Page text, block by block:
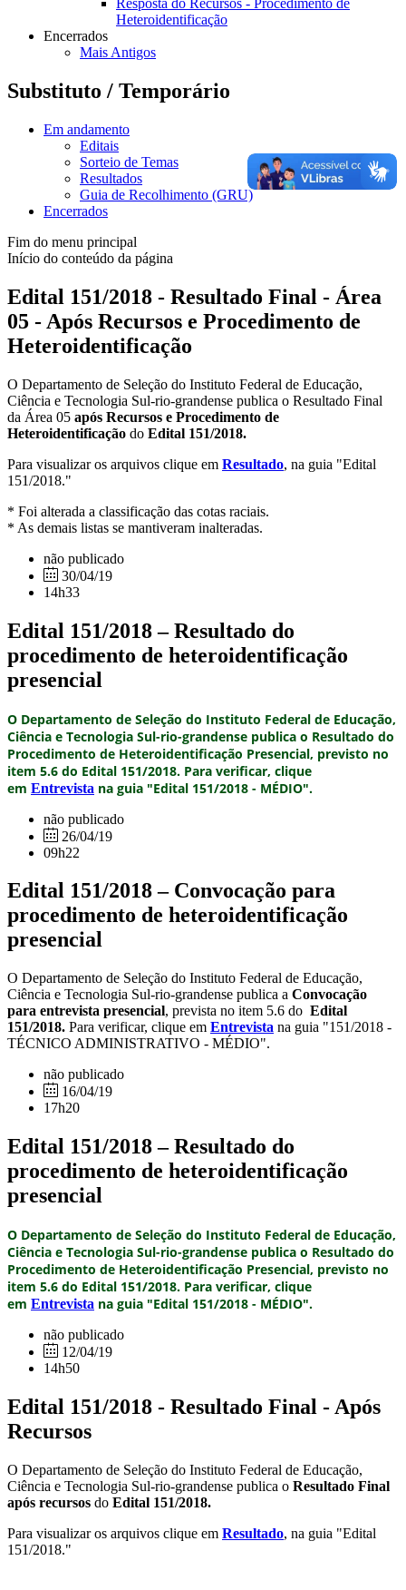
Resposta do Recursos - Procedimento de
Heteroidentificação
Encerrados
Mais Antigos
Substituto / Temporário
Em andamento
Editais
Sorteio de Temas
Resultados
Guia de Recolhimento (GRU)
Encerrados
Fim do menu principal
Início do conteúdo da página
Edital 151/2018 - Resultado Final - Área
05 - Após Recursos e Procedimento de
Heteroidentificação
O Departamento de Seleção do Instituto Federal de Educação,
Ciência e Tecnologia Sul-rio-grandense publica o Resultado Final
da Área 05 após Recursos e Procedimento de
Heteroidentificação do Edital 151/2018.
Para visualizar os arquivos clique em Resultado, na guia "Edital
151/2018."
* Foi alterada a classificação das cotas raciais.
* As demais listas se mantiveram inalteradas.
não publicado
30/04/19
14h33
Edital 151/2018 – Resultado do
procedimento de heteroidentificação
presencial
O Departamento de Seleção do Instituto Federal de Educação,
Ciência e Tecnologia Sul-rio-grandense publica o Resultado do
Procedimento de Heteroidentificação Presencial, previsto no
item 5.6 do Edital 151/2018. Para verificar, clique
em Entrevista na guia "Edital 151/2018 - MÉDIO".
não publicado
26/04/19
09h22
Edital 151/2018 – Convocação para
procedimento de heteroidentificação
presencial
O Departamento de Seleção do Instituto Federal de Educação,
Ciência e Tecnologia Sul-rio-grandense publica a Convocação
para entrevista presencial, prevista no item 5.6 do Edital
151/2018. Para verificar, clique em Entrevista na guia "151/2018 -
TÉCNICO ADMINISTRATIVO - MÉDIO".
não publicado
16/04/19
17h20
Edital 151/2018 – Resultado do
procedimento de heteroidentificação
presencial
O Departamento de Seleção do Instituto Federal de Educação,
Ciência e Tecnologia Sul-rio-grandense publica o Resultado do
Procedimento de Heteroidentificação Presencial, previsto no
item 5.6 do Edital 151/2018. Para verificar, clique
em Entrevista na guia "Edital 151/2018 - MÉDIO".
não publicado
12/04/19
14h50
Edital 151/2018 - Resultado Final - Após
Recursos
O Departamento de Seleção do Instituto Federal de Educação,
Ciência e Tecnologia Sul-rio-grandense publica o Resultado Final
após recursos do Edital 151/2018.
Para visualizar os arquivos clique em Resultado, na guia "Edital
151/2018."